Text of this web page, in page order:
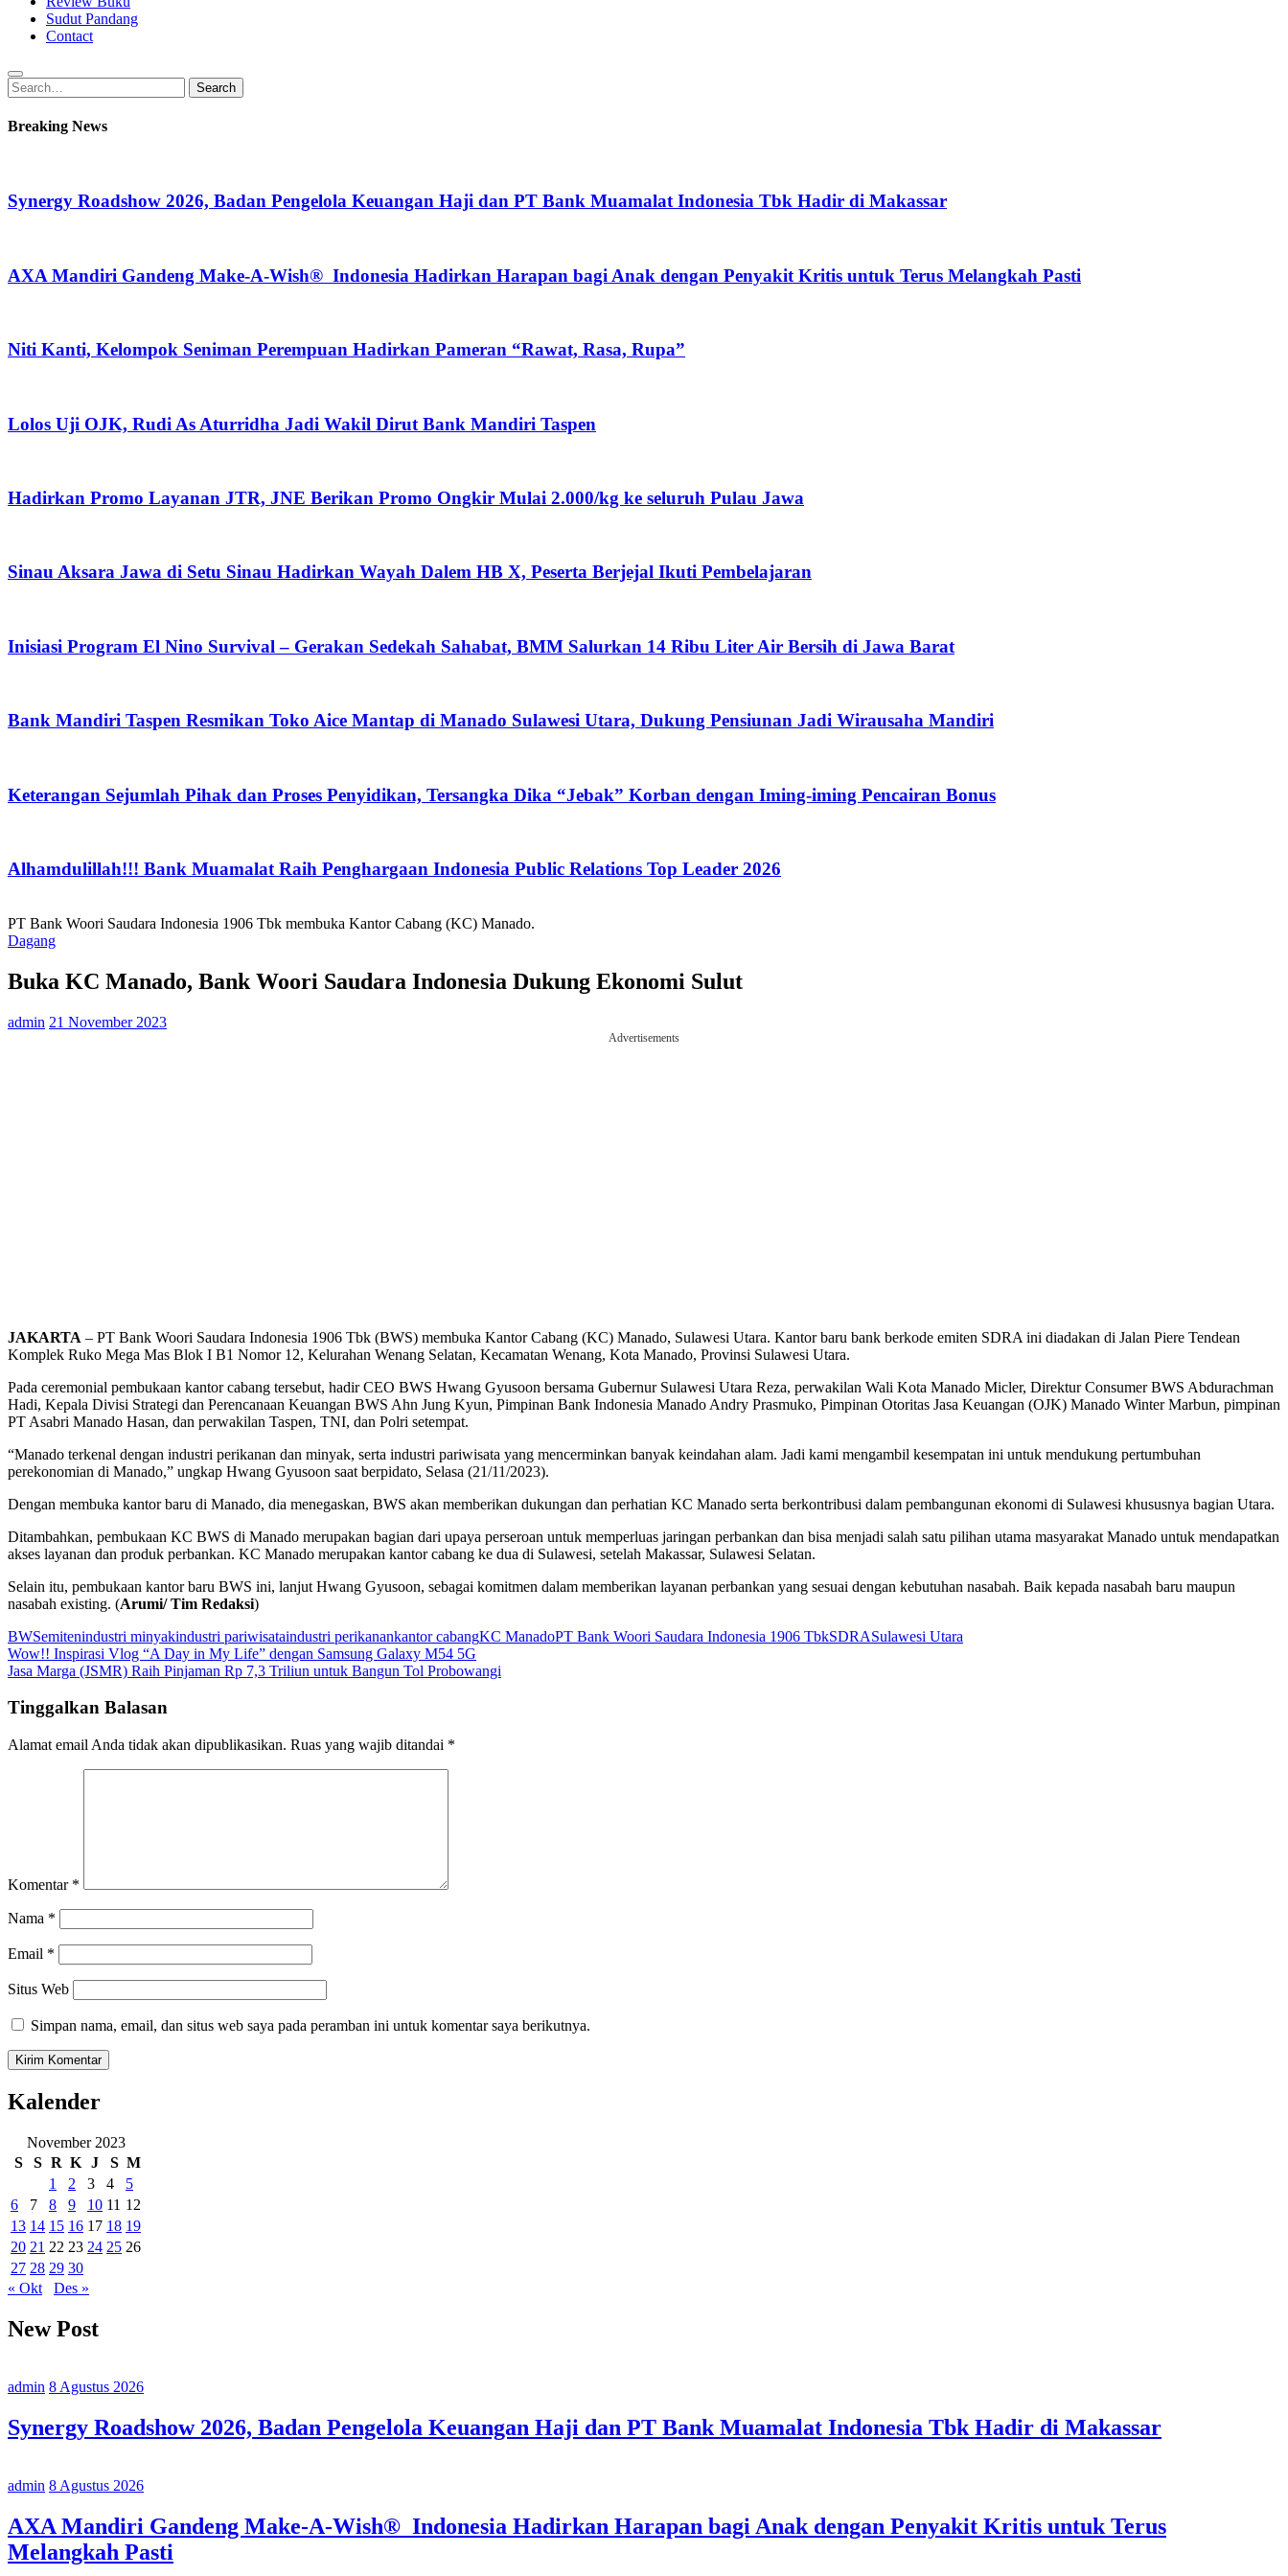
Sudut Pandang
Contact
Search
for:
Search
Breaking News
Synergy Roadshow 2026, Badan Pengelola Keuangan Haji dan PT Bank Muamalat Indonesia Tbk Hadir di Makassar
AXA Mandiri Gandeng Make-A-Wish® Indonesia Hadirkan Harapan bagi Anak dengan Penyakit Kritis untuk Terus Melangkah Pasti
Niti Kanti, Kelompok Seniman Perempuan Hadirkan Pameran “Rawat, Rasa, Rupa”
Lolos Uji OJK, Rudi As Aturridha Jadi Wakil Dirut Bank Mandiri Taspen
Hadirkan Promo Layanan JTR, JNE Berikan Promo Ongkir Mulai 2.000/kg ke seluruh Pulau Jawa
Sinau Aksara Jawa di Setu Sinau Hadirkan Wayah Dalem HB X, Peserta Berjejal Ikuti Pembelajaran
Inisiasi Program El Nino Survival – Gerakan Sedekah Sahabat, BMM Salurkan 14 Ribu Liter Air Bersih di Jawa Barat
Bank Mandiri Taspen Resmikan Toko Aice Mantap di Manado Sulawesi Utara, Dukung Pensiunan Jadi Wirausaha Mandiri
Keterangan Sejumlah Pihak dan Proses Penyidikan, Tersangka Dika “Jebak” Korban dengan Iming-iming Pencairan Bonus
Alhamdulillah!!! Bank Muamalat Raih Penghargaan Indonesia Public Relations Top Leader 2026
PT Bank Woori Saudara Indonesia 1906 Tbk membuka Kantor Cabang (KC) Manado.
Dagang
Buka KC Manado, Bank Woori Saudara Indonesia Dukung Ekonomi Sulut
admin 21 November 2023
Advertisements
JAKARTA – PT Bank Woori Saudara Indonesia 1906 Tbk (BWS) membuka Kantor Cabang (KC) Manado, Sulawesi Utara. Kantor baru bank berkode emiten SDRA ini diadakan di Jalan Piere Tendean
Komplek Ruko Mega Mas Blok I B1 Nomor 12, Kelurahan Wenang Selatan, Kecamatan Wenang, Kota Manado, Provinsi Sulawesi Utara.
Pada ceremonial pembukaan kantor cabang tersebut, hadir CEO BWS Hwang Gyusoon bersama Gubernur Sulawesi Utara Reza, perwakilan Wali Kota Manado Micler, Direktur Consumer BWS Abdurachman
Hadi, Kepala Divisi Strategi dan Perencanaan Keuangan BWS Ahn Jung Kyun, Pimpinan Bank Indonesia Manado Andry Prasmuko, Pimpinan Otoritas Jasa Keuangan (OJK) Manado Winter Marbun, pimpinan
PT Asabri Manado Hasan, dan perwakilan Taspen, TNI, dan Polri setempat.
“Manado terkenal dengan industri perikanan dan minyak, serta industri pariwisata yang mencerminkan banyak keindahan alam. Jadi kami mengambil kesempatan ini untuk mendukung pertumbuhan
perekonomian di Manado,” ungkap Hwang Gyusoon saat berpidato, Selasa (21/11/2023).
Dengan membuka kantor baru di Manado, dia menegaskan, BWS akan memberikan dukungan dan perhatian KC Manado serta berkontribusi dalam pembangunan ekonomi di Sulawesi khususnya bagian Utara.
Ditambahkan, pembukaan KC BWS di Manado merupakan bagian dari upaya perseroan untuk memperluas jaringan perbankan dan bisa menjadi salah satu pilihan utama masyarakat Manado untuk mendapatkan
akses layanan dan produk perbankan. KC Manado merupakan kantor cabang ke dua di Sulawesi, setelah Makassar, Sulawesi Selatan.
Selain itu, pembukaan kantor baru BWS ini, lanjut Hwang Gyusoon, sebagai komitmen dalam memberikan layanan perbankan yang sesuai dengan kebutuhan nasabah. Baik kepada nasabah baru maupun
nasabah existing. (Arumi/ Tim Redaksi)
BWSemitenindustri minyakindustri pariwisataindustri perikanankantor cabangKC ManadoPT Bank Woori Saudara Indonesia 1906 TbkSDRASulawesi Utara
Navigasi
pos
Wow!! Inspirasi Vlog “A Day in My Life” dengan Samsung Galaxy M54 5G
Jasa Marga (JSMR) Raih Pinjaman Rp 7,3 Triliun untuk Bangun Tol Probowangi
Tinggalkan Balasan
Alamat email Anda tidak akan dipublikasikan. Ruas yang wajib ditandai *
Komentar *
Nama *
Email *
Situs Web
Simpan nama, email, dan situs web saya pada peramban ini untuk komentar saya berikutnya.
Kalender
November 2023
S
S R K J S M
1
2 3 4
5
6
7 8 9 10 11 12
13 14 15 16 17 18 19
20 21 22 23 24 25 26
27 28 29 30
« Okt
Des »
New Post
admin 8 Agustus 2026
Synergy Roadshow 2026, Badan Pengelola Keuangan Haji dan PT Bank Muamalat Indonesia Tbk Hadir di Makassar
admin 8 Agustus 2026
AXA Mandiri Gandeng Make-A-Wish® Indonesia Hadirkan Harapan bagi Anak dengan Penyakit Kritis untuk Terus
Melangkah Pasti